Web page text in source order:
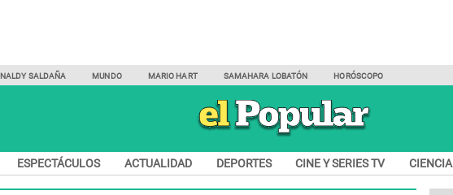
NALDY SALDAÑA MUNDO MARIO HART SAMAHARA LOBATÓN HORÓSCOPO
ESPECTÁCULOS ACTUALIDAD DEPORTES CINE Y SERIES TV CIENCIA